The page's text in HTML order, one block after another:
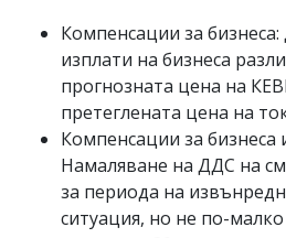
Компенсации за
изплати на бизнеса
прогнозната цена на
претеглената цена на
Компенсации за бизнеса
Намаляване на ДДС на
за периода на
ситуация, но не по-